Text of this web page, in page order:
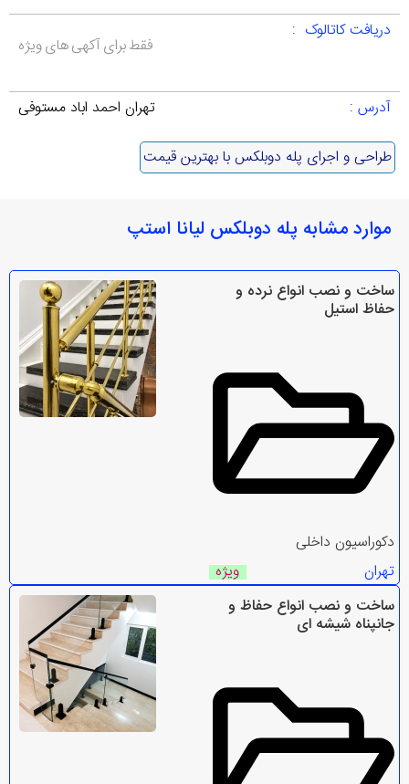
دریافت کاتالوک :
فقط برای آکهی های ویژه
آدرس :
تهران احمد اباد مستوفی
طراحی و اجرای پله دوبلکس با بهترین قیمت
موارد مشابه پله دوبلکس لیانا استپ
ساخت و نصب انواع نرده و
حفاظ استیل
دکوراسیون داخلی
تهران
ویژه
ساخت و نصب انواع حفاظ و
جانپناه شیشه ای